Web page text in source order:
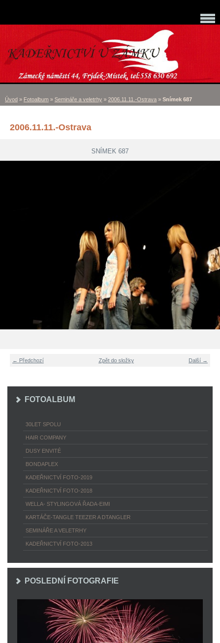
Úvod » Fotoalbum » Semináře a veletrhy » 2006.11.11.-Ostrava » Snímek 687
2006.11.11.-Ostrava
SNÍMEK 687
← Předchozí Další →
Zpět do složky
FOTOALBUM
30LET SPOLU
HAIR COMPANY
DUSY ENVITÉ
BONDAPLEX
KADEŘNICTVÍ FOTO-2019
KADEŘNICTVÍ FOTO-2018
WELLA- STYLINGOVÁ ŘADA-EIMI
KARTÁČE-TANGLE TEEZER A DTANGLER
SEMINÁŘE A VELETRHY
KADEŘNICTVÍ FOTO-2013
POSLEDNÍ FOTOGRAFIE